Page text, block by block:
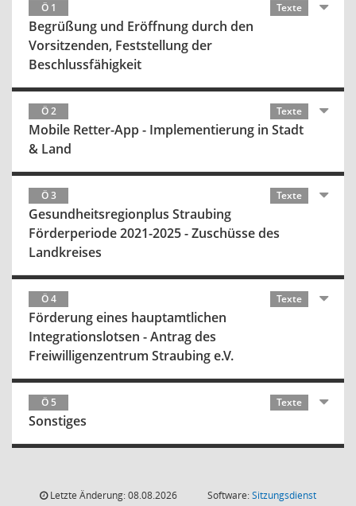
Ö 1 Texte
Begrüßung und Eröffnung durch den
Vorsitzenden, Feststellung der
Beschlussfähigkeit
Ö 2 Texte
Mobile Retter-App - Implementierung in Stadt
& Land
Ö 3 Texte
Gesundheitsregionplus Straubing
Förderperiode 2021-2025 - Zuschüsse des
Landkreises
Ö 4 Texte
Förderung eines hauptamtlichen
Integrationslotsen - Antrag des
Freiwilligenzentrum Straubing e.V.
Ö 5 Texte
Sonstiges
Letzte Änderung: 08.08.2026
Software:Sitzungsdienst